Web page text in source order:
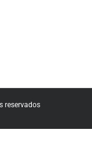
reservados